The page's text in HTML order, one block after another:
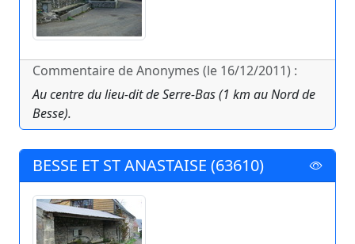
Commentaire de Anonymes (le 16/12/2011) :
Au centre du lieu-dit de Serre-Bas (1 km au Nord de
Besse).
BESSE ET ST ANASTAISE (63610)